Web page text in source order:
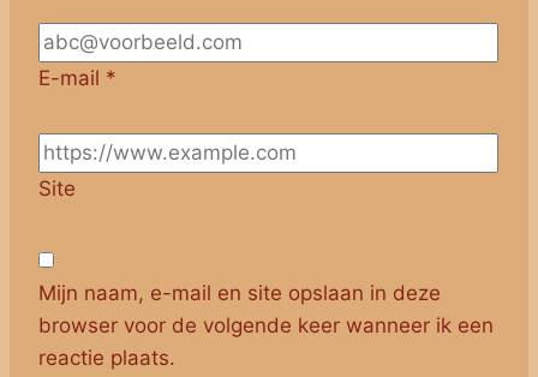
E-mail *
Site
Mijn naam, e-mail en site opslaan in deze
browser voor de volgende keer wanneer ik een
reactie plaats.